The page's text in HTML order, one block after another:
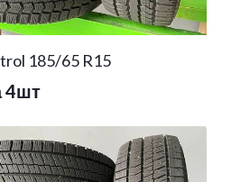
185/65 R15
4шт